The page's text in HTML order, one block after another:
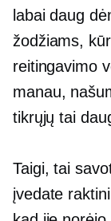
labai daug
žodžiams,
reitingavimo
manau,
tikrųjų tai
Taigi, tai
įvedate